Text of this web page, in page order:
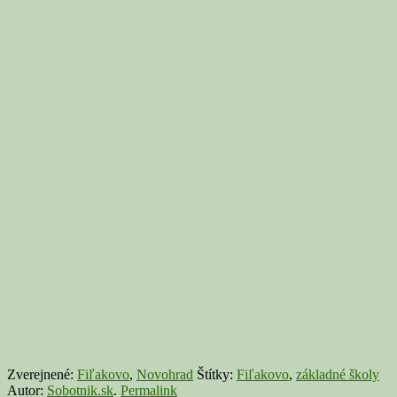
Zverejnené: Fiľakovo, Novohrad Štítky: Fiľakovo, základné školy
Autor: Sobotnik.sk. Permalink